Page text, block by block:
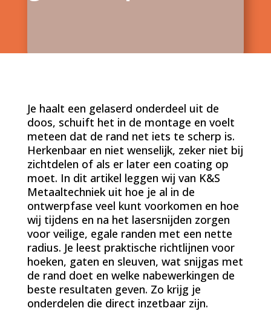
Je haalt een gelaserd onderdeel uit de
doos, schuift het in de montage en voelt
meteen dat de rand net iets te scherp is.
Herkenbaar en niet wenselijk, zeker niet bij
zichtdelen of als er later een coating op
moet. In dit artikel leggen wij van K&S
Metaaltechniek uit hoe je al in de
ontwerpfase veel kunt voorkomen en hoe
wij tijdens en na het lasersnijden zorgen
voor veilige, egale randen met een nette
radius. Je leest praktische richtlijnen voor
hoeken, gaten en sleuven, wat snijgas met
de rand doet en welke nabewerkingen de
beste resultaten geven. Zo krijg je
onderdelen die direct inzetbaar zijn.